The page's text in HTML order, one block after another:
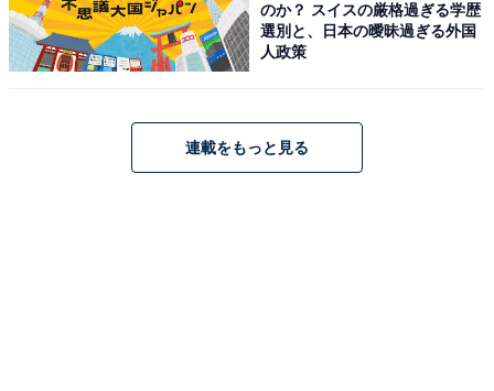
のか？ スイスの厳格過ぎる学歴
選別と、日本の曖昧過ぎる外国
人政策
連載をもっと見る